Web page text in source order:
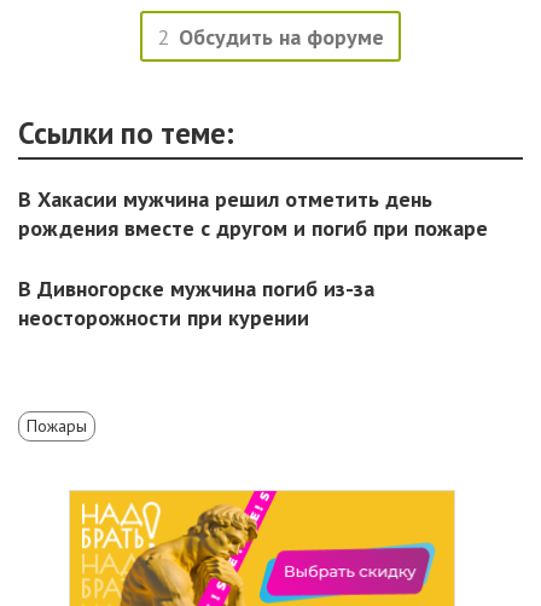
2 Обсудить на форуме
Ссылки по теме:
В Хакасии мужчина решил отметить день
рождения вместе с другом и погиб при пожаре
В Дивногорске мужчина погиб из-за
неосторожности при курении
Пожары